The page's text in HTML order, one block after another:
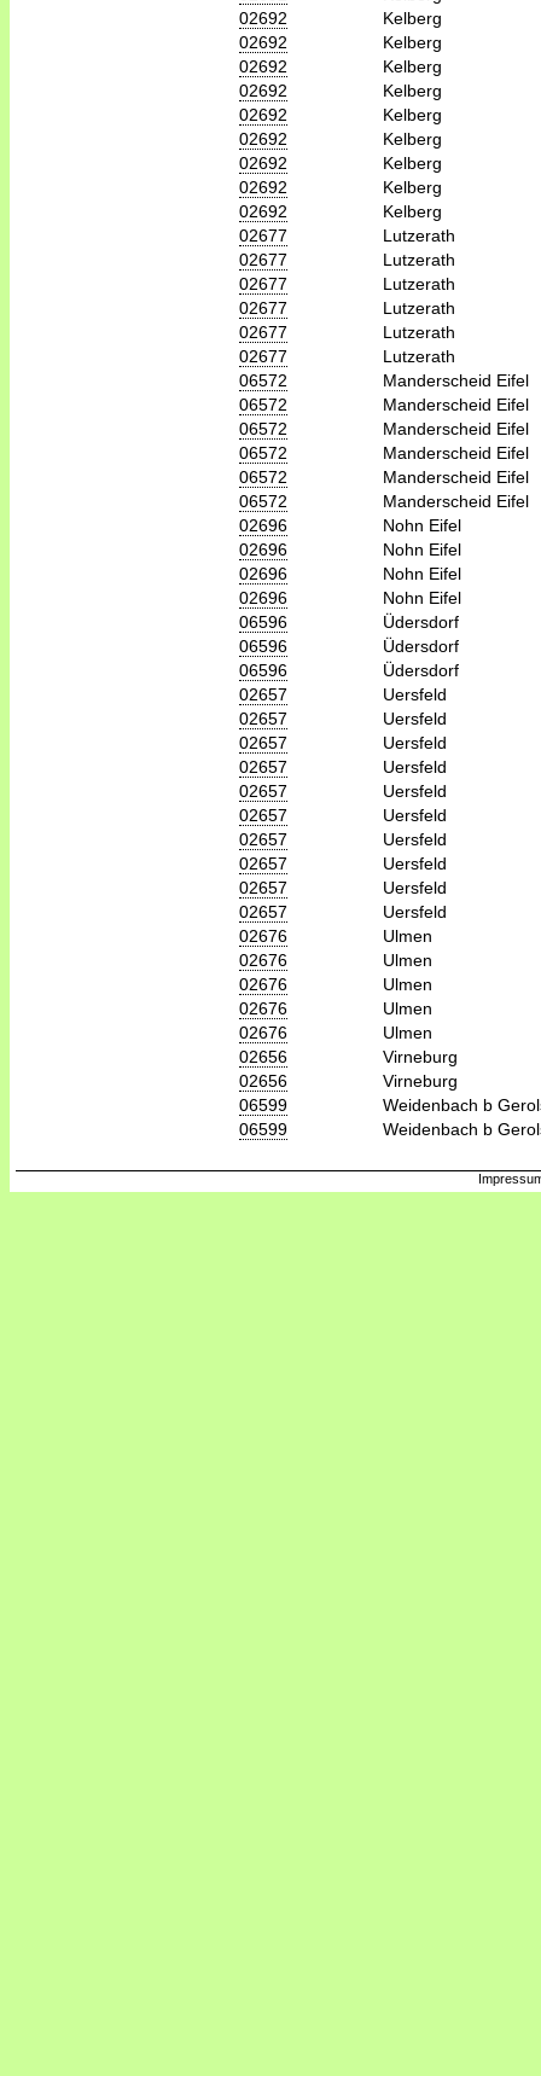
02692
Kelberg
02692
Kelberg
02692
Kelberg
02692
Kelberg
02692
Kelberg
02692
Kelberg
02692
Kelberg
02692
Kelberg
02692
Kelberg
02677
Lutzerath
02677
Lutzerath
02677
Lutzerath
02677
Lutzerath
02677
Lutzerath
02677
Lutzerath
06572
Manderscheid Eifel
06572
Manderscheid Eifel
06572
Manderscheid Eifel
06572
Manderscheid Eifel
06572
Manderscheid Eifel
06572
Manderscheid Eifel
02696
Nohn Eifel
02696
Nohn Eifel
02696
Nohn Eifel
02696
Nohn Eifel
06596
Üdersdorf
06596
Üdersdorf
06596
Üdersdorf
02657
Uersfeld
02657
Uersfeld
02657
Uersfeld
02657
Uersfeld
02657
Uersfeld
02657
Uersfeld
02657
Uersfeld
02657
Uersfeld
02657
Uersfeld
02657
Uersfeld
02676
Ulmen
02676
Ulmen
02676
Ulmen
02676
Ulmen
02676
Ulmen
02656
Virneburg
02656
Virneburg
06599
Weidenbach b
06599
Weidenbach b